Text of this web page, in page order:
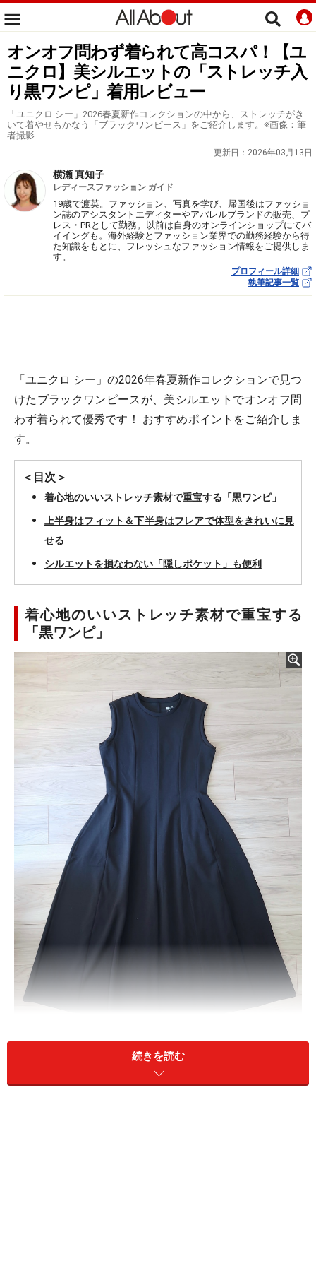
オンオフ問わず着られて高コスパ！【ユ
ニクロ】美シルエットの「ストレッチ入
り黒ワンピ」着用レビュー
「ユニクロ シー」2026春夏新作コレクションの中から、ストレッチがき
いて着やせもかなう「ブラックワンピース」をご紹介します。※画像：筆
者撮影
更新日： 2026年03月13日
横瀬 真知子
レディースファッション ガイド
19歳で渡英。ファッション、写真を学び、帰国後はファッショ
ン誌のアシスタントエディターやアパレルブランドの販売、プ
レス・PRとして勤務。以前は自身のオンラインショップにてバ
イイングも。海外経験とファッション業界での勤務経験から得
た知識をもとに、フレッシュなファッション情報をご提供しま
す。
プロフィール詳細
執筆記事一覧
「ユニクロ シー」の2026年春夏新作コレクションで見つ
けたブラックワンピースが、美シルエットでオンオフ問
わず着られて優秀です！ おすすめポイントをご紹介しま
す。
＜目次＞
着心地のいいストレッチ素材で重宝する「黒ワンピ」
上半身はフィット＆下半身はフレアで体型をきれいに見
せる
シルエットを損なわない「隠しポケット」も便利
着心地のいいストレッチ素材で重宝する
「黒ワンピ」
ユニクロ フィットアンドフレアワンピース／ノースリー
続きを読む